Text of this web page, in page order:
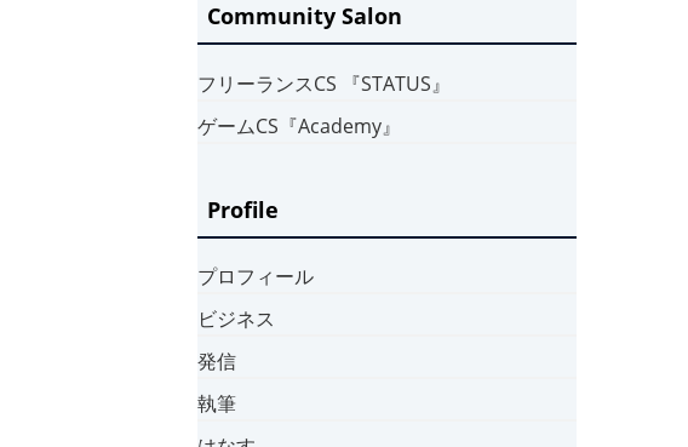
Community Salon
フリーランスCS 『STATUS』
ゲームCS『Academy』
Profile
プロフィール
ビジネス
発信
執筆